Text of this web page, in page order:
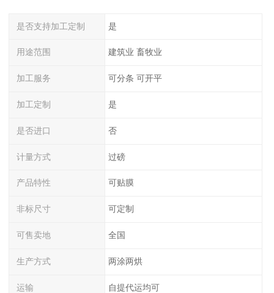
是否支持加工定制 是
用途范围 建筑业 畜牧业
加工服务 可分条 可开平
加工定制 是
是否进口 否
计量方式 过磅
产品特性 可贴膜
非标尺寸 可定制
可售卖地 全国
生产方式 两涂两烘
运输 自提代运均可